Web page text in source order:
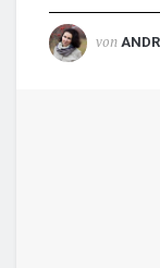
von